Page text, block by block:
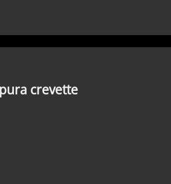
crevette